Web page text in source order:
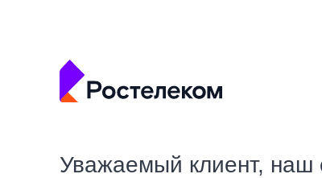
Уважаемый клиент, наш